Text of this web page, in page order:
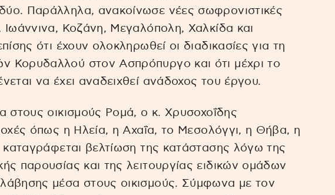
Παράλληλα, ανακοίνωσε νέες σωφρονιστικές
Ιωάννινα, Κοζάνη, Μεγαλόπολη, Χαλκίδα και
ότι έχουν ολοκληρωθεί οι διαδικασίες για τη
Κορυδαλλού στον Ασπρόπυργο και ότι μέχρι το
να έχει αναδειχθεί ανάδοχος του έργου.
στους οικισμούς Ρομά, ο κ. Χρυσοχοΐδης
όπως η Ηλεία, η Αχαΐα, το Μεσολόγγι, η Θήβα, η
καταγράφεται βελτίωση της κατάστασης λόγω της
παρουσίας και της λειτουργίας ειδικών ομάδων
μέσα στους οικισμούς. Σύμφωνα με τον